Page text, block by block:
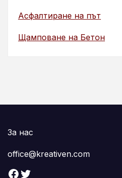
Асфалтиране на път
Щамповане на Бетон
За нас
office@kreativen.com
Facebook Twitter